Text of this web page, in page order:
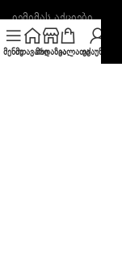
იემიმას აქციები
მენიუმთავარიმაღაზიაკალათაექაუნთი